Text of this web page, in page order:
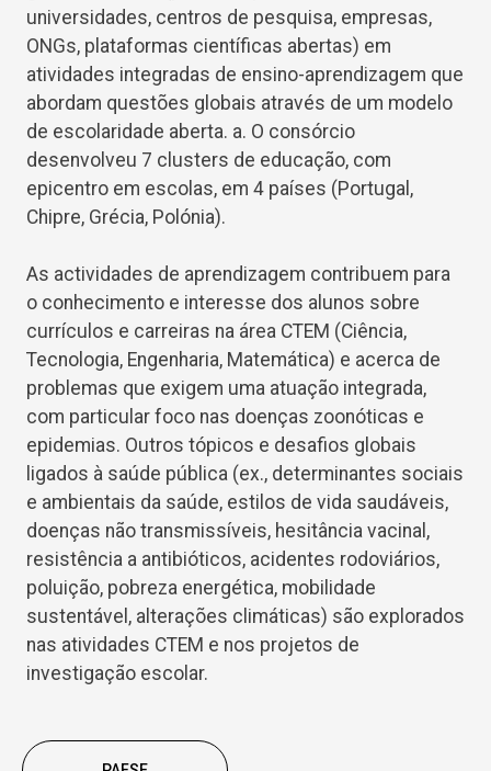
universidades, centros de pesquisa, empresas,
ONGs, plataformas científicas abertas) em
atividades integradas de ensino-aprendizagem que
abordam questões globais através de um modelo
de escolaridade aberta. a. O consórcio
desenvolveu 7 clusters de educação, com
epicentro em escolas, em 4 países (Portugal,
Chipre, Grécia, Polónia).
As actividades de aprendizagem contribuem para
o conhecimento e interesse dos alunos sobre
currículos e carreiras na área CTEM (Ciência,
Tecnologia, Engenharia, Matemática) e acerca de
problemas que exigem uma atuação integrada,
com particular foco nas doenças zoonóticas e
epidemias. Outros tópicos e desafios globais
ligados à saúde pública (ex., determinantes sociais
e ambientais da saúde, estilos de vida saudáveis,
doenças não transmissíveis, hesitância vacinal,
resistência a antibióticos, acidentes rodoviários,
poluição, pobreza energética, mobilidade
sustentável, alterações climáticas) são explorados
nas atividades CTEM e nos projetos de
investigação escolar.